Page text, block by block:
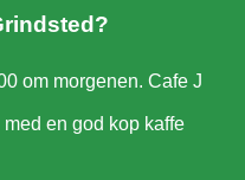
om morgenen. Cafe J
en god kop kaffe